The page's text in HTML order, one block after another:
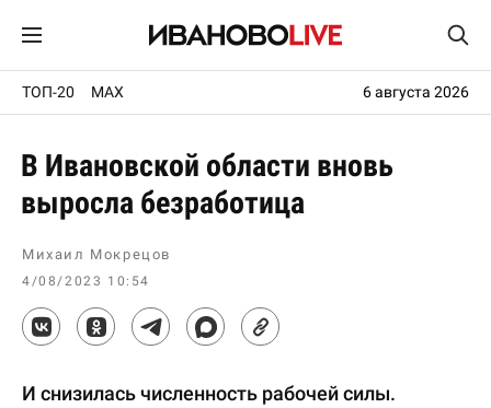
ТОП-20 MAX 6 августа 2026
В Ивановской области вновь
выросла безработица
Михаил Мокрецов
4/08/2023 10:54
И снизилась численность рабочей силы.